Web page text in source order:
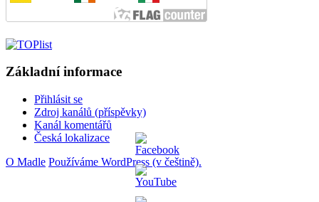
Základní informace
Přihlásit se
Zdroj kanálů (příspěvky)
Kanál komentářů
Česká lokalizace
O Madle Používáme WordPress (v češtině).